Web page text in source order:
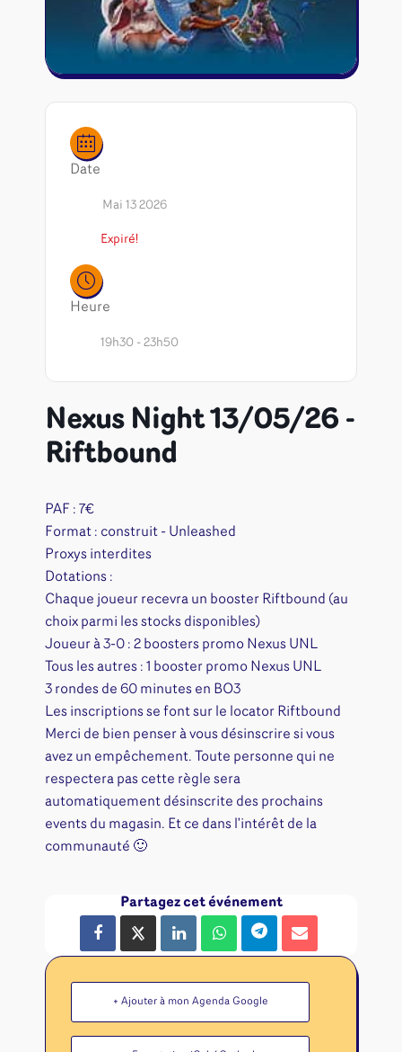
Naruto Mythos
Autres
Tapis de jeu
Date
Mai 13 2026
Expiré!
Heure
19h30 - 23h50
Nexus Night 13/05/26 -
Riftbound
PAF : 7€
Format : construit - Unleashed
Proxys interdites
Dotations :
Chaque joueur recevra un booster Riftbound (au
choix parmi les stocks disponibles)
Joueur à 3-0 : 2 boosters promo Nexus UNL
Tous les autres : 1 booster promo Nexus UNL
3 rondes de 60 minutes en BO3
Les inscriptions se font sur le locator Riftbound
Merci de bien penser à vous désinscrire si vous
avez un empêchement. Toute personne qui ne
respectera pas cette règle sera
automatiquement désinscrite des prochains
events du magasin. Et ce dans l'intérêt de la
communauté 🙂
Partagez cet événement
+ Ajouter à mon Agenda Google